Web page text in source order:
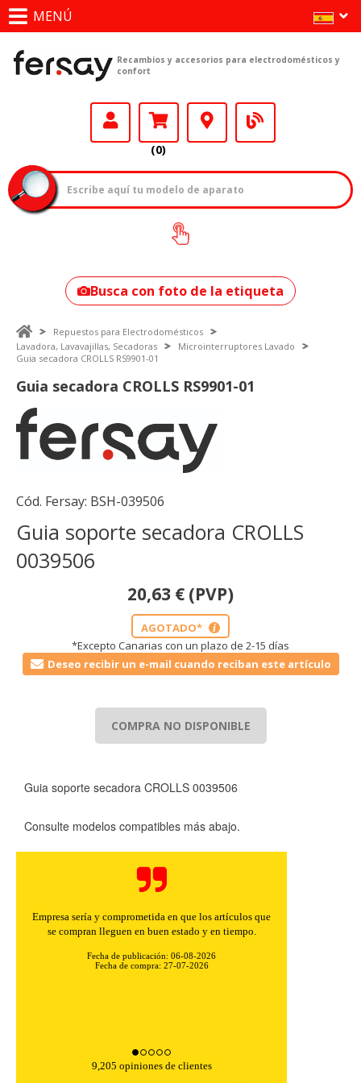
MENÚ
Recambios y accesorios para electrodomésticos y
confort
(0)
¿Cómo encontrar
tu modelo?
Busca con foto de la etiqueta
Repuestos para Electrodomésticos
Lavadora, Lavavajillas, Secadoras
Microinterruptores Lavado
Guia secadora CROLLS RS9901-01
Guia secadora CROLLS RS9901-01
Cód. Fersay: BSH-039506
Guia soporte secadora CROLLS
0039506
20,63 € (PVP)
AGOTADO* i
*Excepto Canarias con un plazo de 2-15 días
Deseo recibir un e-mail cuando reciban este artículo
COMPRA NO DISPONIBLE
Guia soporte secadora CROLLS 0039506
Consulte modelos compatibles más abajo.
Empresa sería y comprometida en que los artículos que
se compran lleguen en buen estado y en tiempo.
Fecha de publicación: 06-08-2026
Fecha de compra: 27-07-2026
9,205 opiniones de clientes